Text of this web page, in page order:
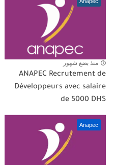
منذ بضع شهور
ANAPEC Recrutement de
Développeurs avec salaire
de 5000 DHS
Anapec